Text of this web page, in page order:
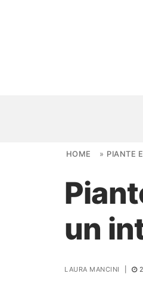
HOME » PIANTE
un
LAURA MANCINI